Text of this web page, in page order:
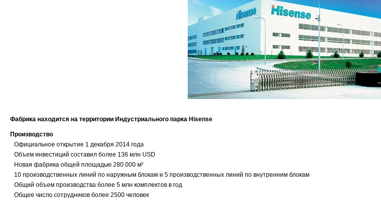
Фабрика находится на территории Индустриального парка Hisense
Производство
Официальное открытие 1 декабря 2014 года
Объем инвестиций составил более 136 млн USD
Новая фабрика общей площадью 280 000 м²
10 производственных линий по наружным блокам и 5 производственных линий по внутренним блокам
Общий объем производства более 5 млн комплектов в год
Общее число сотрудников более 2500 человек